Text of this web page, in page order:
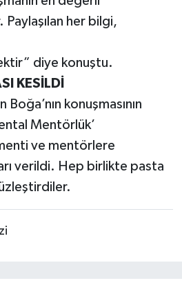
her bilgi,
diye konuştu.
KESİLDİ
konuşmasının
Mentörlük’
ve mentörlere
verildi. Hep birlikte pasta